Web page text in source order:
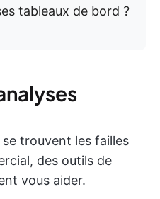
tableaux de bord ?
trouvent les failles
des outils de
vous aider.